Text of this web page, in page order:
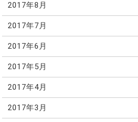
2017年8月
2017年7月
2017年6月
2017年5月
2017年4月
2017年3月